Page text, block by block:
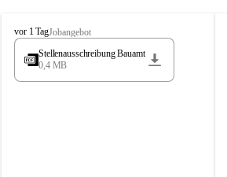
S
t
s
vor 1 TagJobangebot
Stellenausschreibung Bauamt
0,4 MB